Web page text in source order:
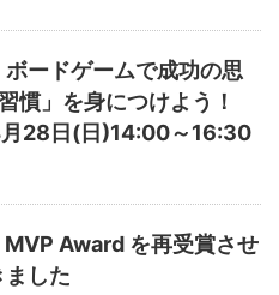
ードゲームで成功の思
慣」を身につけよう！
28日(日)14:00～16:30
Award を再受賞させ
した